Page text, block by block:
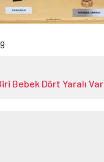
Bebek Dört Yaralı Var